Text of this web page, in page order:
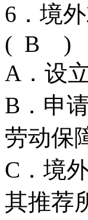
6．境
( B )
A．设
B．申
劳动保
C．境
其推荐